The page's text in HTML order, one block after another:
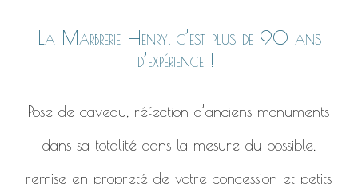
La Marbrerie Henry, c’est plus de 90 ans
d’expérience !
Pose de caveau, réfection d’anciens monuments
dans sa totalité dans la mesure du possible,
remise en propreté de votre concession et petits